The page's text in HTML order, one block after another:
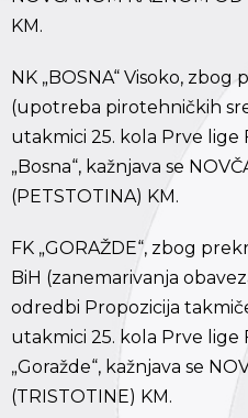
KM.
NK „BOSNA“ Visoko, zbog
(upotreba pirotehničkih
utakmici 25. kola Prve lige
„Bosna“, kažnjava se
(PETSTOTINA) KM.
FK „GORAŽDE“, zbog
BiH (zanemarivanja
odredbi Propozicija
utakmici 25. kola Prve lige
„Goražde“, kažnjava se
(TRISTOTINE) KM.